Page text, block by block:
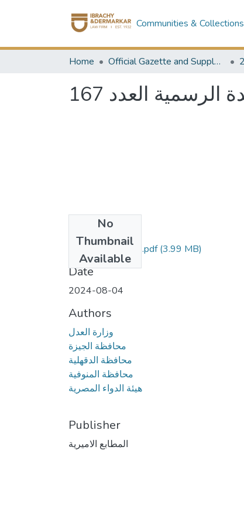
Communities & Collections
Home Official Gazette and Supplement
العدد 167
No
Thumbnail
Available
العدد 167 مؤمن.pdf(3.99 MB)
Date
2024-08-04
Authors
وزارة العدل
محافظة الجيزة
محافظة الدقهلية
محافظة المنوفية
هيئة الدواء المصرية
Publisher
المطابع الاميرية